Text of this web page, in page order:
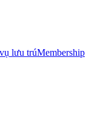
lưu trúMembership